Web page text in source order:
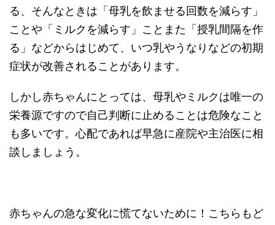
る、そんなときは「母乳を飲ませる回数を減らす」
ことや「ミルクを減らす」ことまた「授乳間隔を作
る」などからはじめて、いつ乳やうなりなどの初期
症状が改善されることがあります。
しかし赤ちゃんにとっては、母乳やミルクは唯一の
栄養源ですので自己判断に止めることは危険なこと
も多いです。心配であれば早急に産院や主治医に相
談しましょう。
赤ちゃんの急な変化に慌てないために！こちらもど